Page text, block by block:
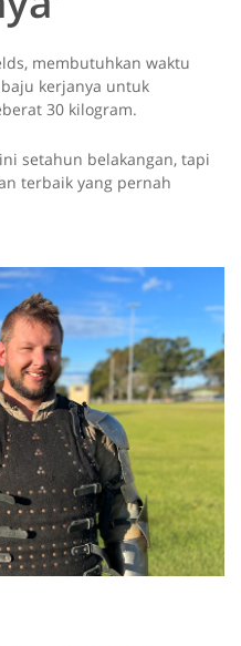
membutuhkan waktu
kerjanya untuk
30 kilogram.
setahun belakangan, tapi
terbaik yang pernah